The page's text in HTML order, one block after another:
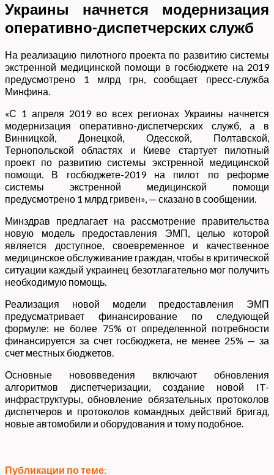
Украины начнется модернизация
оперативно-диспетчерских служб
На реализацию пилотного проекта по развитию системы
экстренной медицинской помощи в госбюджете на 2019
предусмотрено 1 млрд грн, сообщает пресс-служба
Минфина.
«С 1 апреля 2019 во всех регионах Украины начнется
модернизация оперативно-диспетчерских служб, а в
Винницкой, Донецкой, Одесской, Полтавской,
Тернопольской областях и Киеве стартует пилотный
проект по развитию системы экстренной медицинской
помощи. В госбюджете-2019 на пилот по реформе
системы экстренной медицинской помощи
предусмотрено 1 млрд гривен», — сказано в сообщении.
Минздрав предлагает на рассмотрение правительства
новую модель предоставления ЭМП, целью которой
является доступное, своевременное и качественное
медицинское обслуживание граждан, чтобы в критической
ситуации каждый украинец безотлагательно мог получить
необходимую помощь.
Реализация новой модели предоставления ЭМП
предусматривает финансирование по следующей
формуле: не более 75% от определенной потребности
финансируется за счет госбюджета, не менее 25% — за
счет местных бюджетов.
Основные нововведения включают обновления
алгоритмов диспетчеризации, создание новой IT-
инфраструктуры, обновление обязательных протоколов
диспетчеров и протоколов командных действий бригад,
новые автомобили и оборудования и тому подобное.
Публикации по теме: